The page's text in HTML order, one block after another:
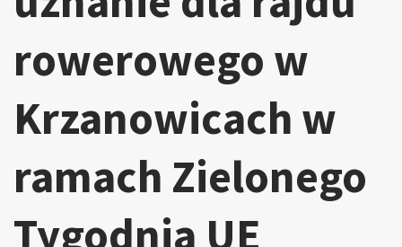
rowerowego w
Krzanowicach w
ramach Zielonego
Tygodnia UE